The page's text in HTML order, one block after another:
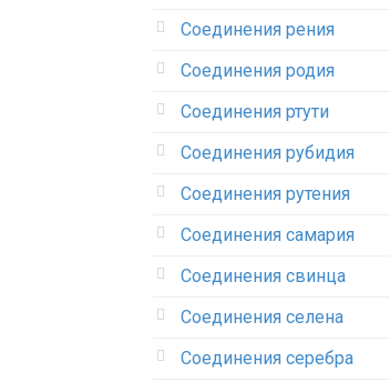
Соединения рения‎
Соединения родия‎
Соединения ртути‎
Соединения рубидия‎
Соединения рутения‎
Соединения самария‎
Соединения свинца‎
Соединения селена‎
Соединения серебра‎